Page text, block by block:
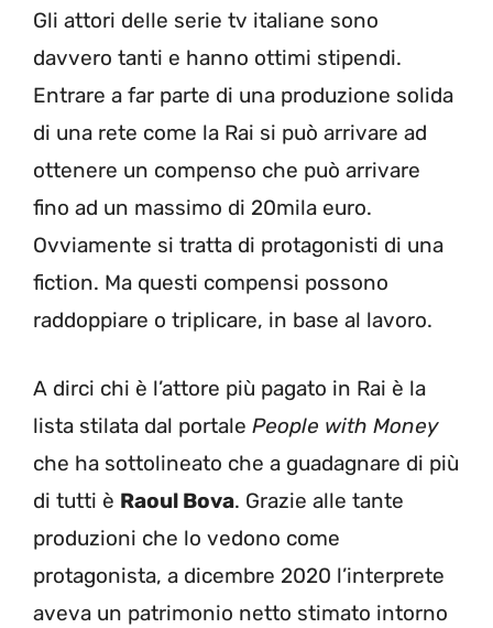
Gli attori delle serie tv italiane sono
davvero tanti e hanno ottimi stipendi.
Entrare a far parte di una produzione solida
di una rete come la Rai si può arrivare ad
ottenere un compenso che può arrivare
fino ad un massimo di 20mila euro.
Ovviamente si tratta di protagonisti di una
fiction. Ma questi compensi possono
raddoppiare o triplicare, in base al lavoro.
A dirci chi è l’attore più pagato in Rai è la
lista stilata dal portale People with Money
che ha sottolineato che a guadagnare di più
di tutti è Raoul Bova. Grazie alle tante
produzioni che lo vedono come
protagonista, a dicembre 2020 l’interprete
aveva un patrimonio netto stimato intorno